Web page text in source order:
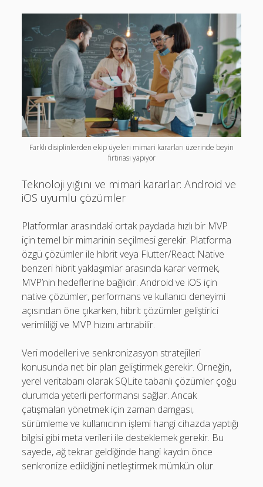
Farklı disiplinlerden ekip üyeleri mimari kararları üzerinde beyin
fırtınası yapıyor
Teknoloji yığını ve mimari kararlar: Android ve
iOS uyumlu çözümler
Platformlar arasındaki ortak paydada hızlı bir MVP
için temel bir mimarinin seçilmesi gerekir. Platforma
özgü çözümler ile hibrit veya Flutter/React Native
benzeri hibrit yaklaşımlar arasında karar vermek,
MVP’nin hedeflerine bağlıdır. Android ve iOS için
native çözümler, performans ve kullanıcı deneyimi
açısından öne çıkarken, hibrit çözümler geliştirici
verimliliği ve MVP hızını artırabilir.
Veri modelleri ve senkronizasyon stratejileri
konusunda net bir plan geliştirmek gerekir. Örneğin,
yerel veritabanı olarak SQLite tabanlı çözümler çoğu
durumda yeterli performansı sağlar. Ancak
çatışmaları yönetmek için zaman damgası,
sürümleme ve kullanıcının işlemi hangi cihazda yaptığı
bilgisi gibi meta verileri ile desteklemek gerekir. Bu
sayede, ağ tekrar geldiğinde hangi kaydın önce
senkronize edildiğini netleştirmek mümkün olur.